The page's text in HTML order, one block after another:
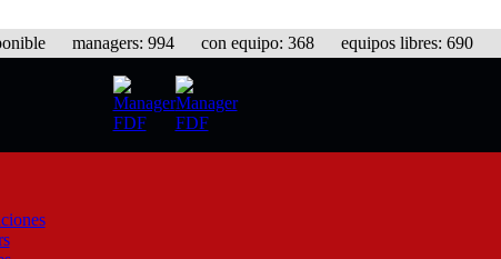
managers: 994 con equipo: 368 equipos libres: 690